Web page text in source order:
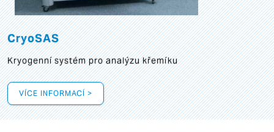
CryoSAS
Kryogenní systém pro analýzu křemíku
VÍCE INFORMACÍ >